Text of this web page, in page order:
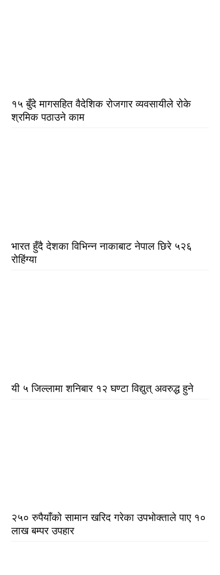
१५ बुँदे मागसहित वैदेशिक रोजगार व्यवसायीले रोके
श्रमिक पठाउने काम
भारत हुँदै देशका विभिन्न नाकाबाट नेपाल छिरे ५२६
रोहिंग्या
यी ५ जिल्लामा शनिबार १२ घण्टा विद्युत् अवरुद्ध हुने
२५० रुपैयाँको सामान खरिद गरेका उपभोक्ताले पाए १०
लाख बम्पर उपहार